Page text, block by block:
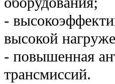
-
высокой
- повышенная
трансмиссий.